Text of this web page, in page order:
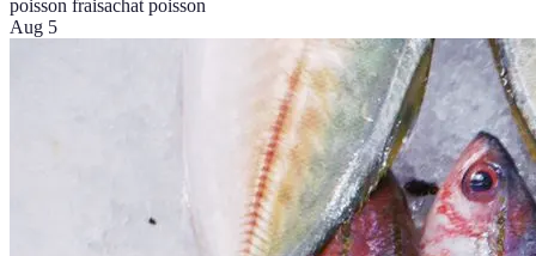
poisson fraisachat poisson
Aug 5